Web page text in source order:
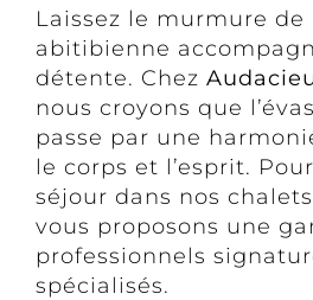
Laissez le murmure de
abitibienne
détente. Chez
nous croyons que
passe par une
le corps et l’esprit.
séjour dans nos
vous proposons une
professionnels
spécialisés.